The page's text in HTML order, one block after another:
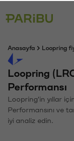
Anasayfa Loopring
Loopring
Performansı
Loopring'in yıllar
Performansını ve
iyi analiz edin.